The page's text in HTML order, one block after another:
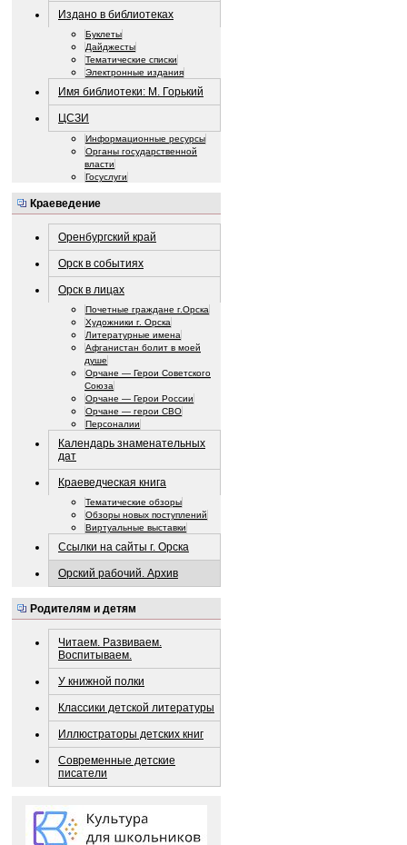
Издано в библиотеках
Буклеты
Дайджесты
Тематические списки
Электронные издания
Имя библиотеки: М. Горький
ЦСЗИ
Информационные ресурсы
Органы государственной
власти
Госуслуги
Краеведение
Оренбургский край
Орск в событиях
Орск в лицах
Почетные граждане г.Орска
Художники г. Орска
Литературные имена
Афганистан болит в моей
душе
Орчане — Герои Советского
Союза
Орчане — Герои России
Орчане — герои СВО
Персоналии
Календарь знаменательных
дат
Краеведческая книга
Тематические обзоры
Обзоры новых поступлений
Виртуальные выставки
Ссылки на сайты г. Орска
Орский рабочий. Архив
Родителям и детям
Читаем. Развиваем.
Воспитываем.
У книжной полки
Классики детской литературы
Иллюстраторы детских книг
Современные детские
писатели